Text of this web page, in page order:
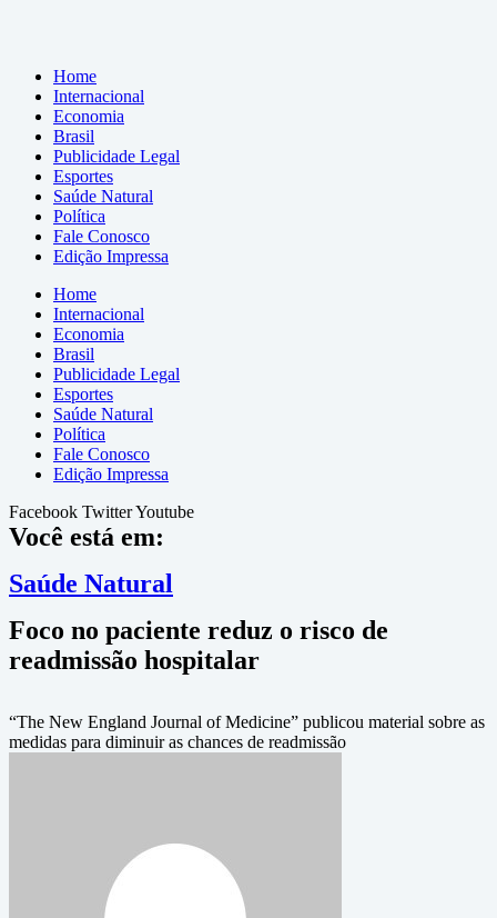
Home
Internacional
Economia
Brasil
Publicidade Legal
Esportes
Saúde Natural
Política
Fale Conosco
Edição Impressa
Home
Internacional
Economia
Brasil
Publicidade Legal
Esportes
Saúde Natural
Política
Fale Conosco
Edição Impressa
Facebook TwitterYoutube
Você está em:
Saúde Natural
Foco no paciente reduz o risco de
readmissão hospitalar
“The New England Journal of Medicine” publicou material sobre as
medidas para diminuir as chances de readmissão